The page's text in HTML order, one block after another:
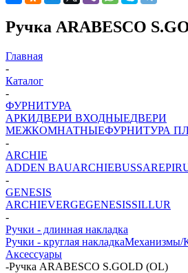
Ручка ARABESCO
Главная
-
Каталог
-
ФУРНИТУРА
АРКИДВЕРИ ВХОДНЫЕДВЕРИ
МЕЖКОМНАТНЫЕФУРНИТУРА
-
ARCHIE
ADDEN BAUARCHIEBUSSARE
-
GENESIS
ARCHIEVERGEGENESISSILLUR
-
Ручки - длинная накладка
Ручки - круглая накладкаМеханизмы/
Аксессуары
-Ручка ARABESCO S.GOLD (OL)